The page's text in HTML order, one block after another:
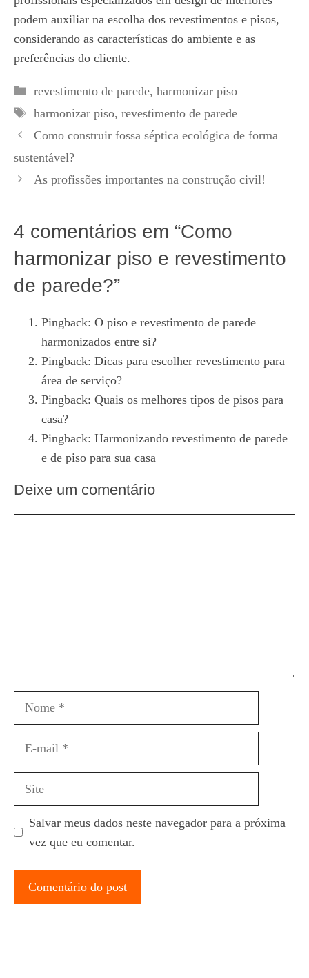
podem auxiliar na escolha dos revestimentos e pisos,
considerando as características do ambiente e as
preferências do cliente.
Categorias
revestimento de parede, harmonizar piso
Tags
harmonizar piso, revestimento de parede
Como construir fossa séptica ecológica de forma
sustentável?
As profissões importantes na construção civil!
4 comentários em “Como
harmonizar piso e revestimento
de parede?”
Pingback: O piso e revestimento de parede
harmonizados entre si?
Pingback: Dicas para escolher revestimento para
área de serviço?
Pingback: Quais os melhores tipos de pisos para
casa?
Pingback: Harmonizando revestimento de parede
e de piso para sua casa
Deixe um comentário
Salvar meus dados neste navegador para a próxima
vez que eu comentar.